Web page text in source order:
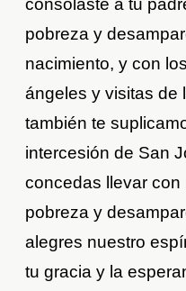
consolaste a tu
pobreza y
nacimiento, y con
ángeles y visitas de
también te
intercesión de San
concedas llevar
pobreza y
alegres nuestro
tu gracia y la